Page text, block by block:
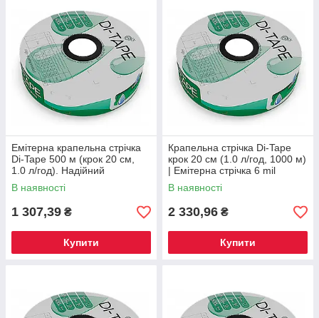
Емітерна крапельна стрічка
Di-Tape 500 м (крок 20 см,
1.0 л/год). Надійний
крапельний полив
(Туреччина)
В наявності
1 307,39 ₴
Купити
Крапельна стрічка Di-Tape
крок 20 см (1.0 л/год, 1000 м)
| Емітерна стрічка 6 mil
Туреччина універсальна
В наявності
2 330,96 ₴
Купити